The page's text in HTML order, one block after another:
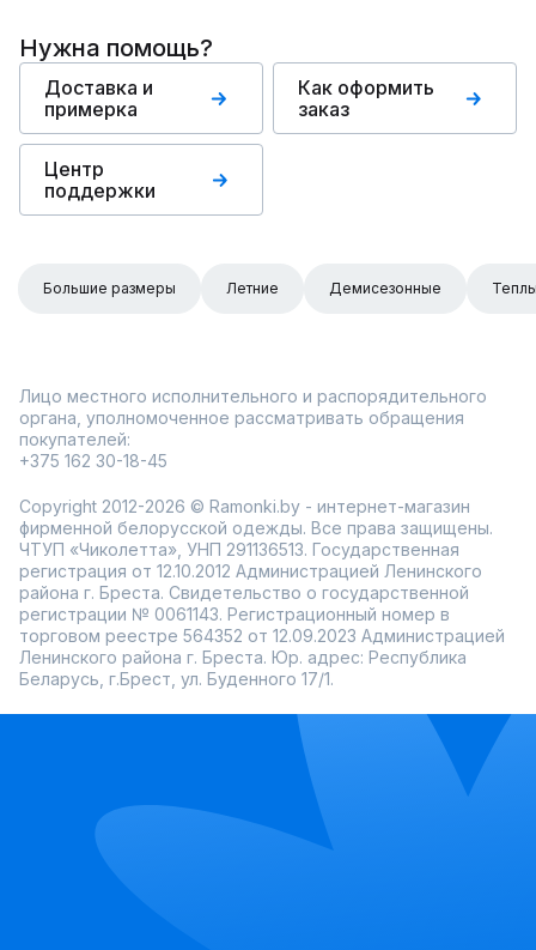
Нужна помощь?
Доставка и
примерка
Как оформить
заказ
Центр
поддержки
Большие размеры Летние Демисезонные
Лицо местного исполнительного и распорядительного
органа, уполномоченное рассматривать обращения
покупателей:
+375 162 30-18-45
Copyright 2012-2026 © Ramonki.by - интернет-магазин
фирменной белорусской одежды. Все права защищены.
ЧТУП «Чиколетта», УНП 291136513. Государственная
регистрация от 12.10.2012 Администрацией Ленинского
района г. Бреста. Свидетельство о государственной
регистрации № 0061143. Регистрационный номер в
торговом реестре 564352 от 12.09.2023 Администрацией
Ленинского района г. Бреста. Юр. адрес: Республика
Беларусь, г.Брест, ул. Буденного 17/1.